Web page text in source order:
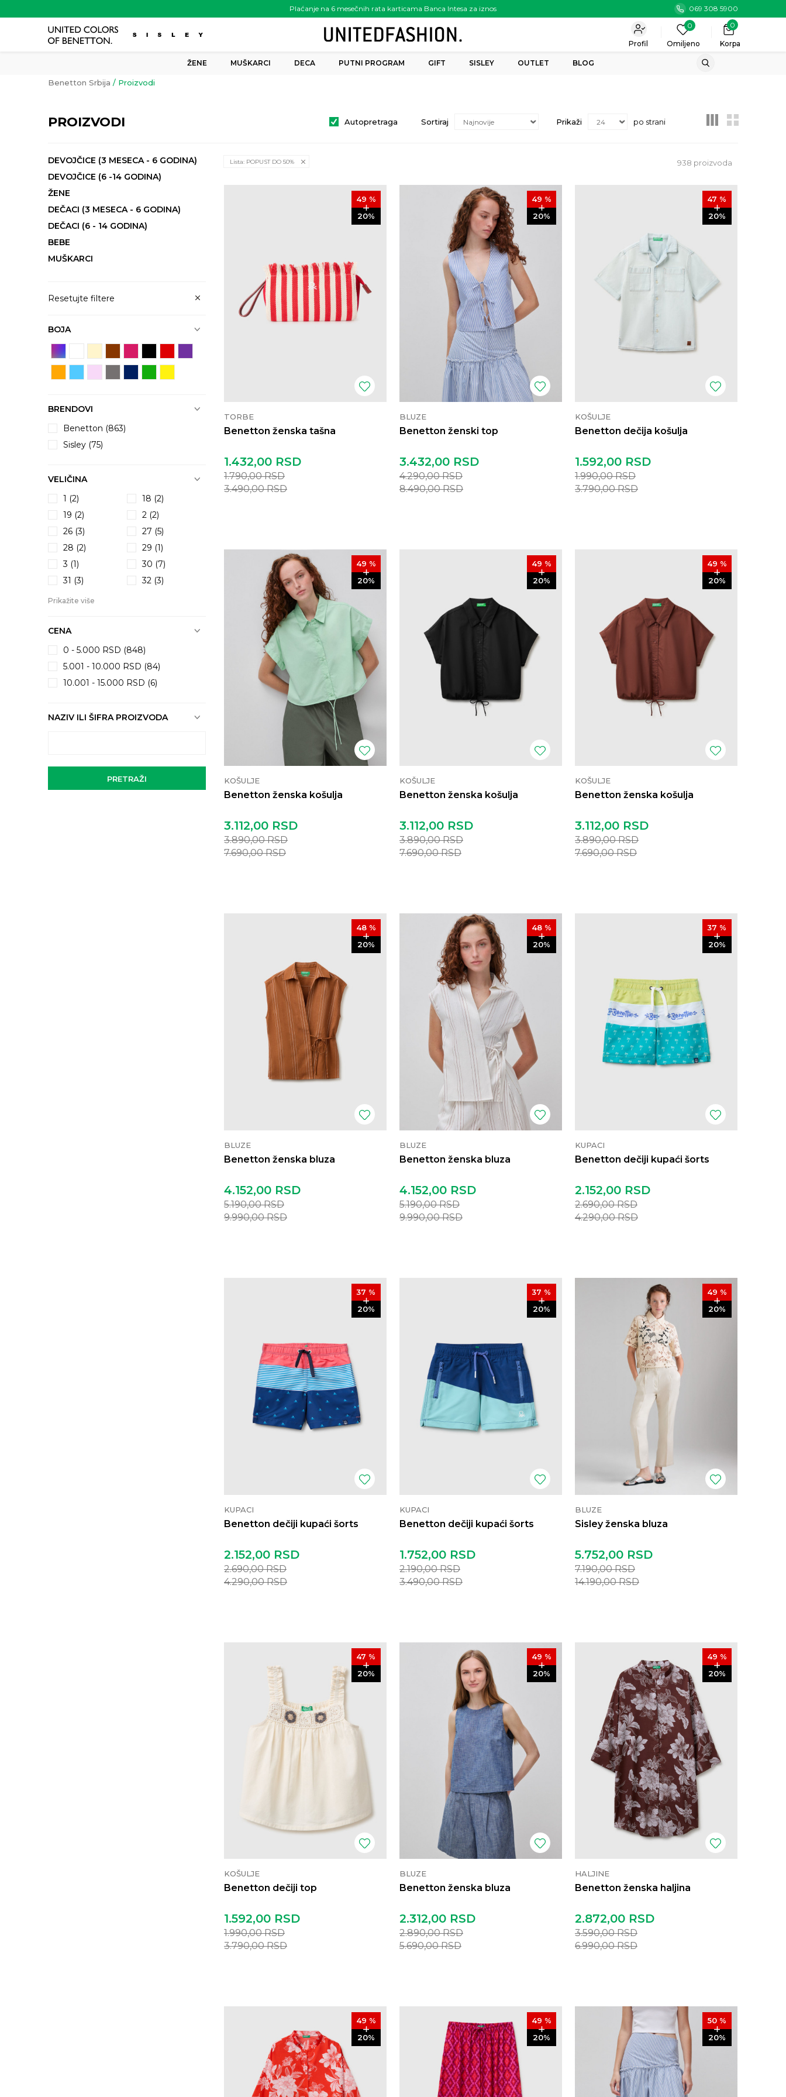
Plaćanje na 6 mesečnih rata karticama Banca Intesa za iznos
preko 6.000.00 rsd
069 308 5900
Korpa
0
0
Omiljeno
Profil
ŽENE MUŠKARCI DECA PUTNI PROGRAM GIFT SISLEY OUTLET BLOG
Benetton Srbija Proizvodi
PROIZVODI Autopretraga Sortiraj Prikaži po strani
DEVOJČICE (3 MESECA - 6 GODINA)
DEVOJČICE (6 -14 GODINA)
ŽENE
DEČACI (3 MESECA - 6 GODINA)
DEČACI (6 - 14 GODINA)
BEBE
MUŠKARCI
Resetujte filtere
BOJA
BRENDOVI
Benetton (863)
Sisley (75)
VELIČINA
1 (2) 18 (2)
19 (2) 2 (2)
26 (3) 27 (5)
28 (2) 29 (1)
3 (1) 30 (7)
31 (3) 32 (3)
Prikažite više
CENA
0 - 5.000 RSD (848)
5.001 - 10.000 RSD (84)
10.001 - 15.000 RSD (6)
NAZIV ILI ŠIFRA PROIZVODA
PRETRAŽI
Lista: POPUST DO 50% 938 proizvoda
49 %
20%
TORBE
Benetton ženska tašna
1.432,00 RSD
1.790,00RSD
3.490,00RSD
49 %
20%
BLUZE
Benetton ženski top
3.432,00 RSD
4.290,00RSD
8.490,00RSD
47 %
20%
KOŠULJE
Benetton dečija košulja
1.592,00 RSD
1.990,00RSD
3.790,00RSD
49 %
20%
KOŠULJE
Benetton ženska košulja
3.112,00 RSD
3.890,00RSD
7.690,00RSD
49 %
20%
KOŠULJE
Benetton ženska košulja
3.112,00 RSD
3.890,00RSD
7.690,00RSD
49 %
20%
KOŠULJE
Benetton ženska košulja
3.112,00 RSD
3.890,00RSD
7.690,00RSD
48 %
20%
BLUZE
Benetton ženska bluza
4.152,00 RSD
5.190,00RSD
9.990,00RSD
48 %
20%
BLUZE
Benetton ženska bluza
4.152,00 RSD
5.190,00RSD
9.990,00RSD
37 %
20%
KUPACI
Benetton dečiji kupaći šorts
2.152,00 RSD
2.690,00RSD
4.290,00RSD
37 %
20%
KUPACI
Benetton dečiji kupaći šorts
2.152,00 RSD
2.690,00RSD
4.290,00RSD
37 %
20%
KUPACI
Benetton dečiji kupaći šorts
1.752,00 RSD
2.190,00RSD
3.490,00RSD
49 %
20%
BLUZE
Sisley ženska bluza
5.752,00 RSD
7.190,00RSD
14.190,00RSD
47 %
20%
KOŠULJE
Benetton dečiji top
1.592,00 RSD
1.990,00RSD
3.790,00RSD
49 %
20%
BLUZE
Benetton ženska bluza
2.312,00 RSD
2.890,00RSD
5.690,00RSD
49 %
20%
HALJINE
Benetton ženska haljina
2.872,00 RSD
3.590,00RSD
6.990,00RSD
49 %
20%
49 %
20%
50 %
20%